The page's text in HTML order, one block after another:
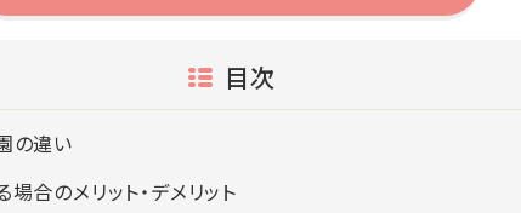
目次
の違い
合のメリット・デメリット